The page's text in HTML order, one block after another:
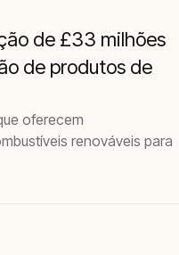
de £33 milhões
de produtos de
oferecem
renováveis para